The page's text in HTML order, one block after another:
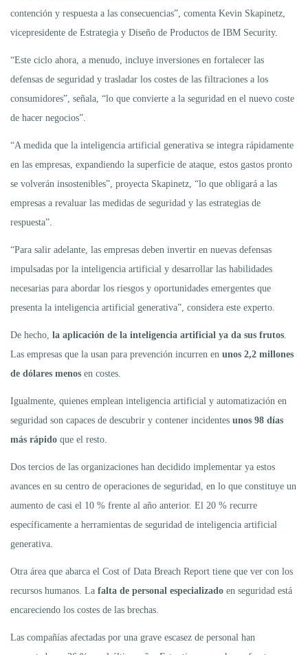
contención y respuesta a las consecuencias”, comenta Kevin Skapinetz,
vicepresidente de Estrategia y Diseño de Productos de IBM Security.
“Este ciclo ahora, a menudo, incluye inversiones en fortalecer las
defensas de seguridad y trasladar los costes de las filtraciones a los
consumidores”, señala, “lo que convierte a la seguridad en el nuevo coste
de hacer negocios”.
“A medida que la inteligencia artificial generativa se integra rápidamente
en las empresas, expandiendo la superficie de ataque, estos gastos pronto
se volverán insostenibles”, proyecta Skapinetz, “lo que obligará a las
empresas a revaluar las medidas de seguridad y las estrategias de
respuesta”.
“Para salir adelante, las empresas deben invertir en nuevas defensas
impulsadas por la inteligencia artificial y desarrollar las habilidades
necesarias para abordar los riesgos y oportunidades emergentes que
presenta la inteligencia artificial generativa”, considera este experto.
De hecho, la aplicación de la inteligencia artificial ya da sus frutos
Las empresas que la usan para prevención incurren en unos 2,2 millones
de dólares menos en costes.
Igualmente, quienes emplean inteligencia artificial y automatización en
seguridad son capaces de descubrir y contener incidentes unos 98 días
más rápido que el resto.
Dos tercios de las organizaciones han decidido implementar ya estos
avances en su centro de operaciones de seguridad, en lo que constituye un
aumento de casi el 10 % frente al año anterior. El 20 % recurre
específicamente a herramientas de seguridad de inteligencia artificial
generativa.
Otra área que abarca el Cost of Data Breach Report tiene que ver con los
recursos humanos. La falta de personal especializado en seguridad está
encareciendo los costes de las brechas.
Las compañías afectadas por una grave escasez de personal han